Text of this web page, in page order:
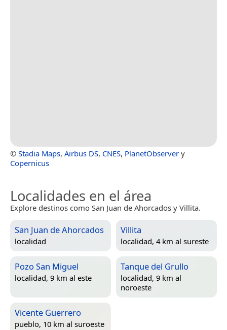
© Stadia Maps, Airbus DS, CNES, PlanetObserver y
Copernicus
Localidades en el área
Explore destinos como San Juan de Ahorcados y Villita.
San Juan de Ahorcados
localidad
Villita
localidad, 4 km al sureste
Pozo San Miguel
localidad, 9 km al este
Tanque del Grullo
localidad, 9 km al
noroeste
Vicente Guerrero
pueblo, 10 km al suroeste